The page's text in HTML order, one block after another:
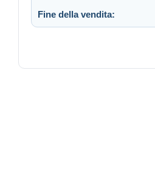
Fine della vendita: